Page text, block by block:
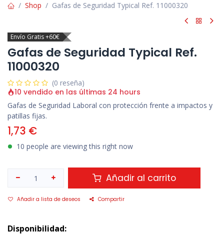
Shop Gafas de Seguridad Typical Ref. 11000320
Envío Gratis +60€
Gafas de Seguridad Typical Ref.
11000320
(0 reseña)
10 vendido en las últimas 24 hours
Gafas de Seguridad Laboral con protección frente a impactos y
patillas fijas.
1,73 €
10 people are viewing this right now
Añadir al carrito
Añadir a lista de deseos Compartir
Disponibilidad: